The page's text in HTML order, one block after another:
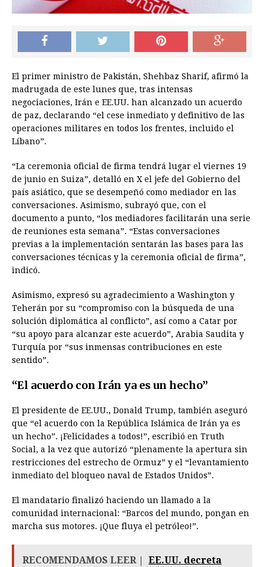
El primer ministro de Pakistán, Shehbaz Sharif, afirmó la
madrugada de este lunes que, tras intensas
negociaciones, Irán e EE.UU. han alcanzado un acuerdo
de paz, declarando “el cese inmediato y definitivo de las
operaciones militares en todos los frentes, incluido el
Líbano”.
“La ceremonia oficial de firma tendrá lugar el viernes 19
de junio en Suiza”, detalló en X el jefe del Gobierno del
país asiático, que se desempeñó como mediador en las
conversaciones. Asimismo, subrayó que, con el
documento a punto, “los mediadores facilitarán una serie
de reuniones esta semana”. “Estas conversaciones
previas a la implementación sentarán las bases para las
conversaciones técnicas y la ceremonia oficial de firma”,
indicó.
Asimismo, expresó su agradecimiento a Washington y
Teherán por su “compromiso con la búsqueda de una
solución diplomática al conflicto”, así como a Catar por
“su apoyo para alcanzar este acuerdo”, Arabia Saudita y
Turquía por “sus inmensas contribuciones en este
sentido”.
“El acuerdo con Irán ya es un hecho”
El presidente de EE.UU., Donald Trump, también aseguró
que “el acuerdo con la República Islámica de Irán ya es
un hecho”. ¡Felicidades a todos!”, escribió en Truth
Social, a la vez que autorizó “plenamente la apertura sin
restricciones del estrecho de Ormuz” y el “levantamiento
inmediato del bloqueo naval de Estados Unidos”.
El mandatario finalizó haciendo un llamado a la
comunidad internacional: “Barcos del mundo, pongan en
marcha sus motores. ¡Que fluya el petróleo!”.
RECOMENDAMOS LEER |
EE.UU. decreta